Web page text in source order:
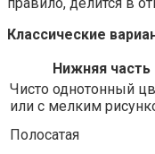
Классические
Нижняя часть
Чисто однотонный
или с мелким
Полосатая